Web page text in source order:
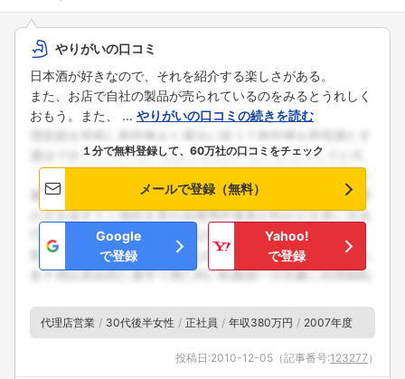
やりがいの口コミ
日本酒が好きなので、それを紹介する楽しさがある。
また、お店で自社の製品が売られているのをみるとうれしく
おもう。また、 ... やりがいの口コミの続きを読む
１分で無料登録して、60万社の口コミをチェック
メールで登録（無料）
Google
で登録
Yahoo!
で登録
代理店営業 30代後半女性 正社員 年収380万円 2007年度
投稿日:2010-12-05 （記事番号:123277 ）